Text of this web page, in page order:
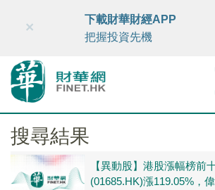
財華智庫網 FINTV FINMETA
×
下載財華財經APP
把握投資先機
搜尋結果
【異動股】港股漲幅榜前
(01685.HK)漲119.05%，